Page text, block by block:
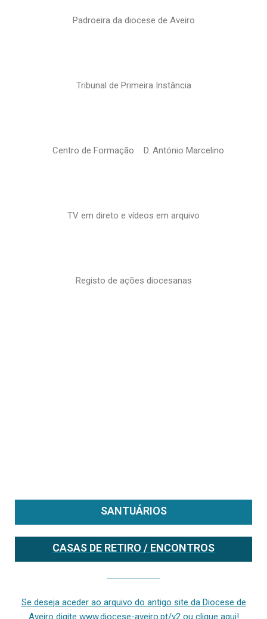
Padroeira da diocese de Aveiro
Tribunal de Primeira Instância
Centro de Formação D. António Marcelino
TV em direto e vídeos em arquivo
Registo de ações diocesanas
SANTUÁRIOS
CASAS DE RETIRO / ENCONTROS
Se deseja aceder ao arquivo do antigo site da Diocese de
Aveiro digite www.diocese-aveiro.pt/v2 ou clique aqui!